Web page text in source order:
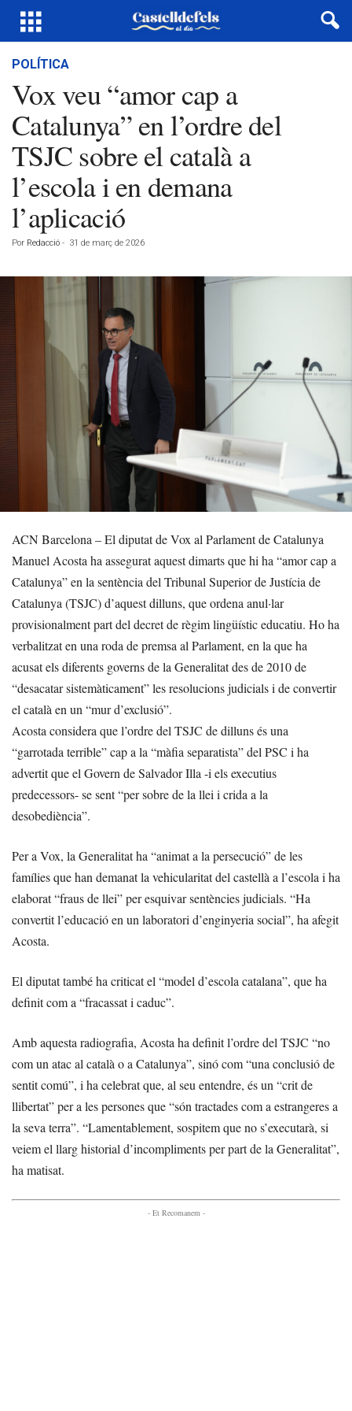
POLÍTICA
Vox veu “amor cap a
Catalunya” en l’ordre del
TSJC sobre el català a
l’escola i en demana
l’aplicació
Por Redacció - 31 de març de 2026
ACN Barcelona – El diputat de Vox al Parlament de Catalunya
Manuel Acosta ha assegurat aquest dimarts que hi ha “amor cap a
Catalunya” en la sentència del Tribunal Superior de Justícia de
Catalunya (TSJC) d’aquest dilluns, que ordena anul·lar
provisionalment part del decret de règim lingüístic educatiu. Ho ha
verbalitzat en una roda de premsa al Parlament, en la que ha
acusat els diferents governs de la Generalitat des de 2010 de
“desacatar sistemàticament” les resolucions judicials i de convertir
el català en un “mur d’exclusió”.
Acosta considera que l’ordre del TSJC de dilluns és una
“garrotada terrible” cap a la “màfia separatista” del PSC i ha
advertit que el Govern de Salvador Illa -i els executius
predecessors- se sent “per sobre de la llei i crida a la
desobediència”.
Per a Vox, la Generalitat ha “animat a la persecució” de les
famílies que han demanat la vehicularitat del castellà a l’escola i ha
elaborat “fraus de llei” per esquivar sentències judicials. “Ha
convertit l’educació en un laboratori d’enginyeria social”, ha afegit
Acosta.
El diputat també ha criticat el “model d’escola catalana”, que ha
definit com a “fracassat i caduc”.
Amb aquesta radiografia, Acosta ha definit l’ordre del TSJC “no
com un atac al català o a Catalunya”, sinó com “una conclusió de
sentit comú”, i ha celebrat que, al seu entendre, és un “crit de
llibertat” per a les persones que “són tractades com a estrangeres a
la seva terra”. “Lamentablement, sospitem que no s’executarà, si
veiem el llarg historial d’incompliments per part de la Generalitat”,
ha matisat.
- Et Recomanem -